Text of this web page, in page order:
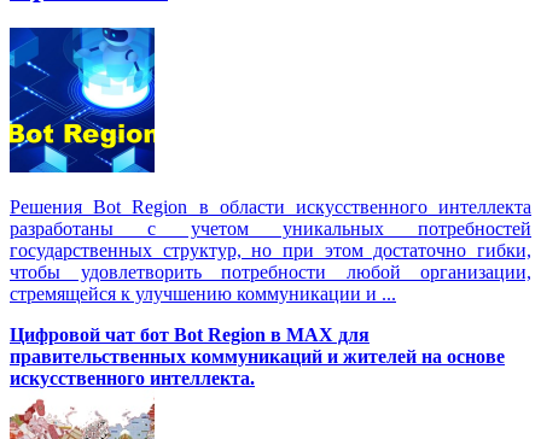
Решения Вot Region в области искусственного интеллекта
разработаны с учетом уникальных потребностей
государственных структур, но при этом достаточно гибки,
чтобы удовлетворить потребности любой организации,
стремящейся к улучшению коммуникации и ...
Цифровой чат бот Вot Region в MAX для
правительственных коммуникаций и жителей на основе
искусственного интеллекта.